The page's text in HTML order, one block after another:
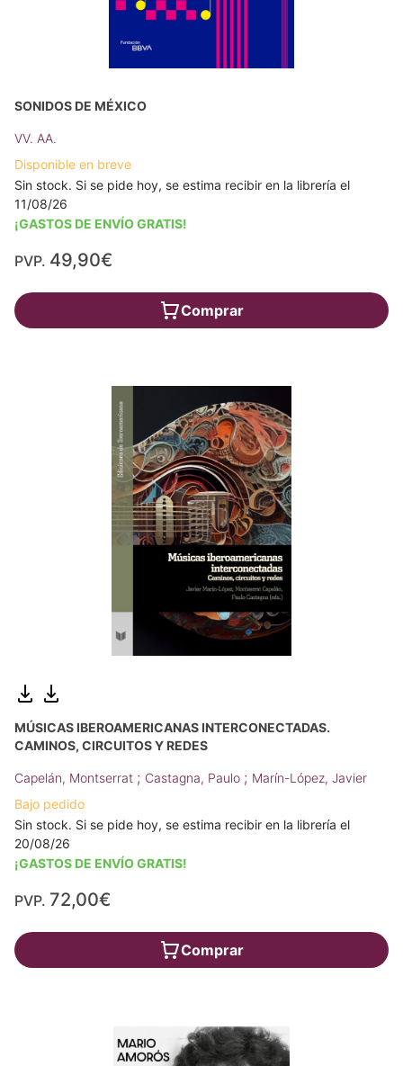
SONIDOS DE MÉXICO
VV. AA.
Disponible en breve
Sin stock. Si se pide hoy, se estima recibir en la librería el
11/08/26
¡GASTOS DE ENVÍO GRATIS!
PVP. 49,90€
Comprar
MÚSICAS IBEROAMERICANAS INTERCONECTADAS.
CAMINOS, CIRCUITOS Y REDES
Capelán, Montserrat ; Castagna, Paulo ; Marín-López, Javier
Bajo pedido
Sin stock. Si se pide hoy, se estima recibir en la librería el
20/08/26
¡GASTOS DE ENVÍO GRATIS!
PVP. 72,00€
Comprar